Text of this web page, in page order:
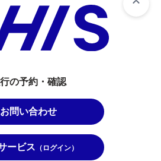
の予約・確認
お問い合わせ
ービス （ログイン）